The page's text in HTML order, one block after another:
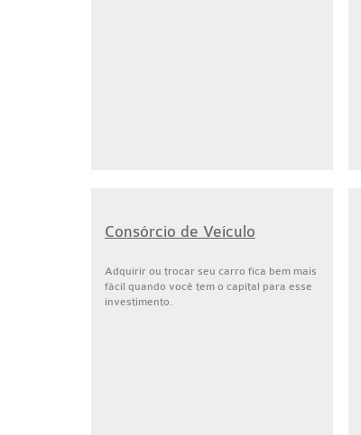
Consórcio de Veículo
Adquirir ou trocar seu carro fica bem mais
fácil quando você tem o capital para esse
investimento.